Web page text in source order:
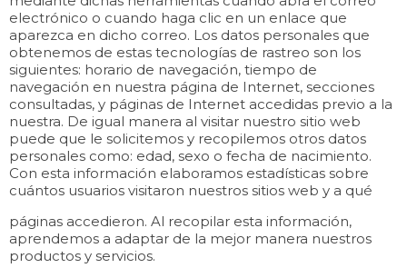
electrónico o cuando haga clic en un enlace que
aparezca en dicho correo. Los datos personales que
obtenemos de estas tecnologías de rastreo son los
siguientes: horario de navegación, tiempo de
navegación en nuestra página de Internet, secciones
consultadas, y páginas de Internet accedidas previo a la
nuestra. De igual manera al visitar nuestro sitio web
puede que le solicitemos y recopilemos otros datos
personales como: edad, sexo o fecha de nacimiento.
Con esta información elaboramos estadísticas sobre
cuántos usuarios visitaron nuestros sitios web y a qué
páginas accedieron. Al recopilar esta información,
aprendemos a adaptar de la mejor manera nuestros
productos y servicios.